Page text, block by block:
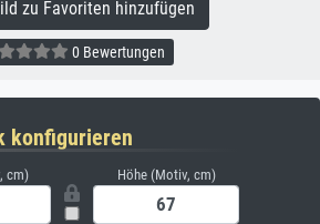
zu Favoriten hinzufügen
0 Bewertungen
konfigurieren
cm) Höhe (Motiv, cm)